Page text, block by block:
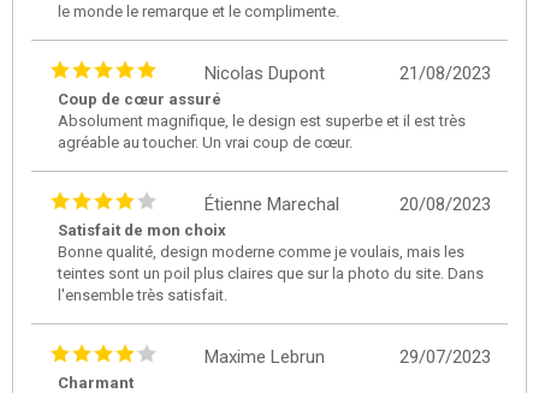
le monde le remarque et le complimente.
21/08/2023
Nicolas Dupont
Coup de cœur assuré
Absolument magnifique, le design est superbe et il est très
agréable au toucher. Un vrai coup de cœur.
20/08/2023
Étienne Marechal
Satisfait de mon choix
Bonne qualité, design moderne comme je voulais, mais les
teintes sont un poil plus claires que sur la photo du site. Dans
l'ensemble très satisfait.
29/07/2023
Maxime Lebrun
Charmant